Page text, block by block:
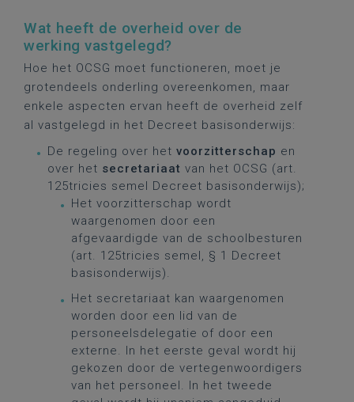
Wat heeft de overheid over de
werking vastgelegd?
Hoe het OCSG moet functioneren, moet je
grotendeels onderling overeenkomen, maar
enkele aspecten ervan heeft de overheid zelf
al vastgelegd in het Decreet basisonderwijs:
De regeling over het voorzitterschap en
over het secretariaat van het OCSG (art.
125tricies semel Decreet basisonderwijs);
Het voorzitterschap wordt
waargenomen door een
afgevaardigde van de schoolbesturen
(art. 125tricies semel, § 1 Decreet
basisonderwijs).
Het secretariaat kan waargenomen
worden door een lid van de
personeelsdelegatie of door een
externe. In het eerste geval wordt hij
gekozen door de vertegenwoordigers
van het personeel. In het tweede